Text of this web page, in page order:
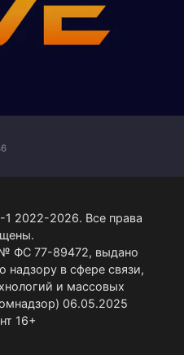
2022-2026. Все права
ФС 77-89472, выдано
надзору в сфере связи,
и массовых
06.05.2025
16+